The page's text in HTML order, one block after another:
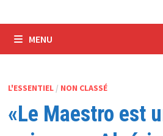
MENU
L'ESSENTIEL/ NON CLASSÉ
«Le Maestro est